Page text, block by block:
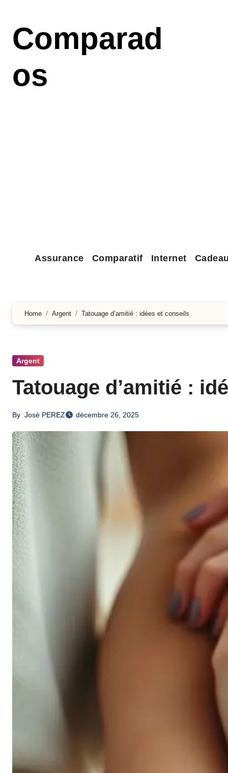
contenu
principal
Comparad
os
Assurance Comparatif Internet
Home Argent Tatouage d’amitié : idées et conseils
Argent
Tatouage d’amitié :
By José PEREZ décembre 26, 2025